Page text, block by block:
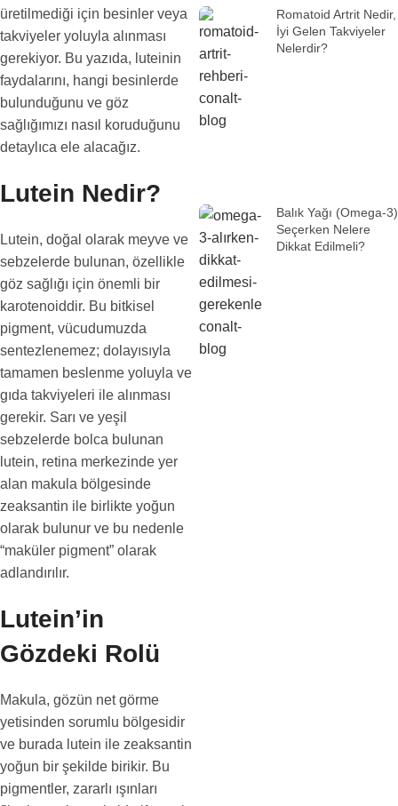
üretilmediği için besinler veya
takviyeler yoluyla alınması
gerekiyor. Bu yazıda, luteinin
faydalarını, hangi besinlerde
bulunduğunu ve göz
sağlığımızı nasıl koruduğunu
detaylıca ele alacağız.
Lutein Nedir?
Lutein, doğal olarak meyve ve
sebzelerde bulunan, özellikle
göz sağlığı için önemli bir
karotenoiddir. Bu bitkisel
pigment, vücudumuzda
sentezlenemez; dolayısıyla
tamamen beslenme yoluyla ve
gıda takviyeleri ile alınması
gerekir. Sarı ve yeşil
sebzelerde bolca bulunan
lutein, retina merkezinde yer
alan makula bölgesinde
zeaksantin ile birlikte yoğun
olarak bulunur ve bu nedenle
“maküler pigment” olarak
adlandırılır.
Lutein’in
Gözdeki Rolü
Makula, gözün net görme
yetisinden sorumlu bölgesidir
ve burada lutein ile zeaksantin
yoğun bir şekilde birikir. Bu
pigmentler, zararlı ışınları
Romatoid Artrit Nedir,
İyi Gelen Takviyeler
Nelerdir?
Balık Yağı (Omega-3)
Seçerken Nelere
Dikkat Edilmeli?